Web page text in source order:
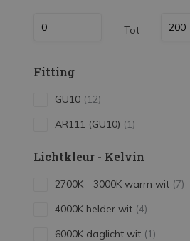
Tot
Fitting
GU10 (12)
AR111 (GU10) (1)
Lichtkleur - Kelvin
2700K - 3000K warm wit (7)
4000K helder wit (4)
6000K daglicht wit (1)